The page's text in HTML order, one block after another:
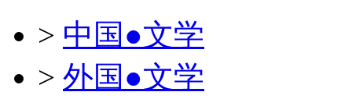
> 中国●文学
> 外国●文学